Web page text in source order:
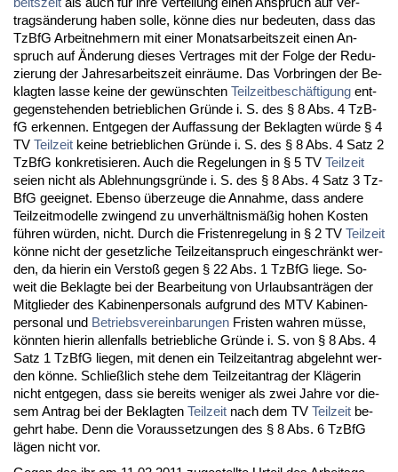
tragsände­rung ha­ben sol­le, könne dies nur be­deu­ten, dass das
Tz­B­fG Ar­beit­neh­mern mit ei­ner Mo­nats­ar­beits­zeit ei­nen An­
spruch auf Ände­rung die­ses Ver­tra­ges mit der Fol­ge der Re­du­
zie­rung der Jah­res­ar­beits­zeit einräume. Das Vor­brin­gen der Be­
klag­ten las­se kei­ne der gewünsch­ten Teil­zeit­beschäfti­gung ent­
ge­gen­ste­hen­den be­trieb­li­chen Gründe i. S. des § 8 Abs. 4 Tz­B­
fG er­ken­nen. Ent­ge­gen der Auf­fas­sung der Be­klag­ten würde § 4
TV Teil­zeit kei­ne be­trieb­li­chen Gründe i. S. des § 8 Abs. 4 Satz 2
Tz­B­fG kon­kre­ti­sie­ren. Auch die Re­ge­lun­gen in § 5 TV Teil­zeit
sei­en nicht als Ab­leh­nungs­gründe i. S. des § 8 Abs. 4 Satz 3 Tz­
B­fG ge­eig­net. Eben­so über­zeu­ge die An­nah­me, dass an­de­re
Teil­zeit­mo­del­le zwin­gend zu un­verhält­nismäßig ho­hen Kos­ten
führen würden, nicht. Durch die Fris­ten­re­ge­lung in § 2 TV Teil­zeit
könne nicht der ge­setz­li­che Teil­zeit­an­spruch ein­ge­schränkt wer­
den, da hier­in ein Ver­s­toß ge­gen § 22 Abs. 1 Tz­B­fG lie­ge. So­
weit die Be­klag­te bei der Be­ar­bei­tung von Ur­laubs­anträgen der
Mit­glie­der des Ka­bi­nen­per­so­nals auf­grund des MTV Ka­bi­nen­
per­so­nal und Be­triebs­ver­ein­ba­run­gen Fris­ten wah­ren müsse,
könn­ten hier­in al­len­falls be­trieb­li­che Gründe i. S. von § 8 Abs. 4
Satz 1 Tz­B­fG lie­gen, mit de­nen ein Teil­zeit­an­trag ab­ge­lehnt wer­
den könne. Sch­ließlich ste­he dem Teil­zeit­an­trag der Kläge­rin
nicht ent­ge­gen, dass sie be­reits we­ni­ger als zwei Jah­re vor die­
sem An­trag bei der Be­klag­ten Teil­zeit nach dem TV Teil­zeit be­
gehrt ha­be. Denn die Vor­aus­set­zun­gen des § 8 Abs. 6 Tz­B­fG
lägen nicht vor.